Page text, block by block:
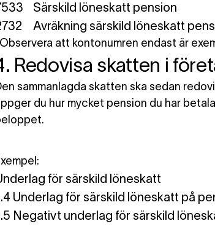
Särskild löneskatt pension
Avräkning särskild löneskatt
att kontonumren endast är
Redovisa skatten i
sammanlagda skatten ska sedan
du hur mycket pension du har
för särskild löneskatt
Underlag för särskild löneskatt på
Negativt underlag för särskild